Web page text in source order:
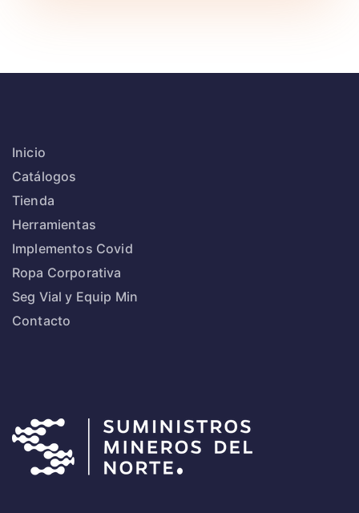
Inicio
Catálogos
Tienda
Herramientas
Implementos Covid
Ropa Corporativa
Seg Vial y Equip Min
Contacto